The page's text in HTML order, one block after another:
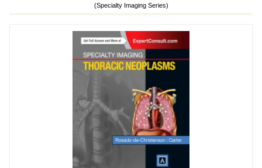
(Specialty Imaging Series)